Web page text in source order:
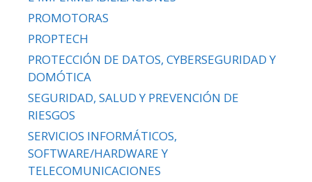
PROMOTORAS
PROPTECH
PROTECCIÓN DE DATOS, CYBERSEGURIDAD Y
DOMÓTICA
SEGURIDAD, SALUD Y PREVENCIÓN DE
RIESGOS
SERVICIOS INFORMÁTICOS,
SOFTWARE/HARDWARE Y
TELECOMUNICACIONES